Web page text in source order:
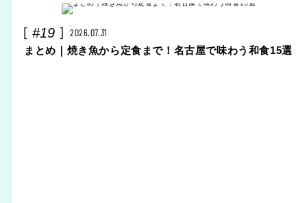
#19
2026.07.31
まとめ｜焼き魚から定食まで！名古屋で味わう和食15選